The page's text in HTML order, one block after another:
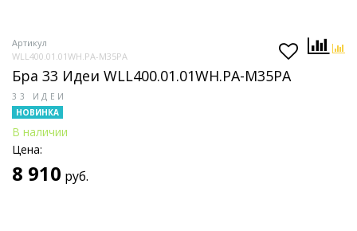
Артикул
WLL400.01.01WH.PA-M35PA
Бра 33 Идеи WLL400.01.01WH.PA-M35PA
33 ИДЕИ
НОВИНКА
В наличии
Цена:
8 910 руб.